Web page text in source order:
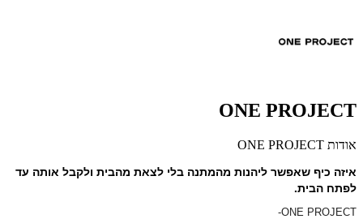
ONE PROJECT
אודות ONE PROJECT
איזה כיף שאפשר ליהנות מהמתנה בלי לצאת מהבית ולקבל אותה עד
לפתח הבית.
ONE PROJECT
-